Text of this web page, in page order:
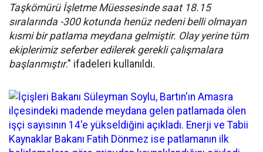
Taşkömürü İşletme Müessesinde saat 18.15
sıralarında -300 kotunda henüz nedeni belli olmayan
kısmi bir patlama meydana gelmiştir. Olay yerine tüm
ekiplerimiz seferber edilerek gerekli çalışmalara
başlanmıştır." ifadeleri kullanıldı.